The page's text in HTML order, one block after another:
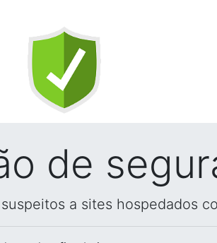
de
a sites hospedados